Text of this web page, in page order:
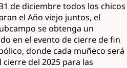
de diciembre todos los chicos
el Año viejo juntos, el
se obtenga un
en el evento de cierre de fin
donde cada muñeco será
del 2025 para las